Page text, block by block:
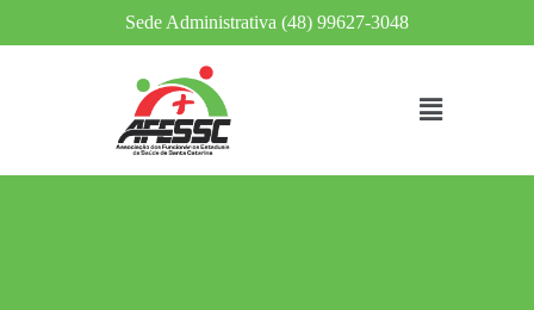
Sede Administrativa (48) 99627-3048